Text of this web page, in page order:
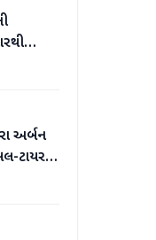
આરોપી
અર્બન
ટાયર